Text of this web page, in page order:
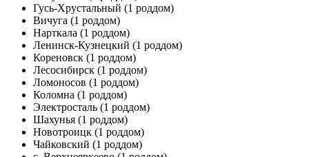
Гусь-Хрустальный (1 роддом)
Вичуга (1 роддом)
Нарткала (1 роддом)
Ленинск-Кузнецкий (1 роддом)
Кореновск (1 роддом)
Лесосибирск (1 роддом)
Ломоносов (1 роддом)
Коломна (1 роддом)
Электросталь (1 роддом)
Шахунья (1 роддом)
Новотроицк (1 роддом)
Чайковский (1 роддом)